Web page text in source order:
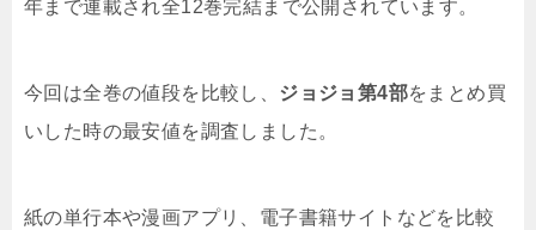
年まで連載され全12巻完結まで公開されています。
今回は全巻の値段を比較し、 ジョジョ第4部をまとめ買
いした時の最安値を調査しました。
紙の単行本や漫画アプリ、電子書籍サイトなどを比較